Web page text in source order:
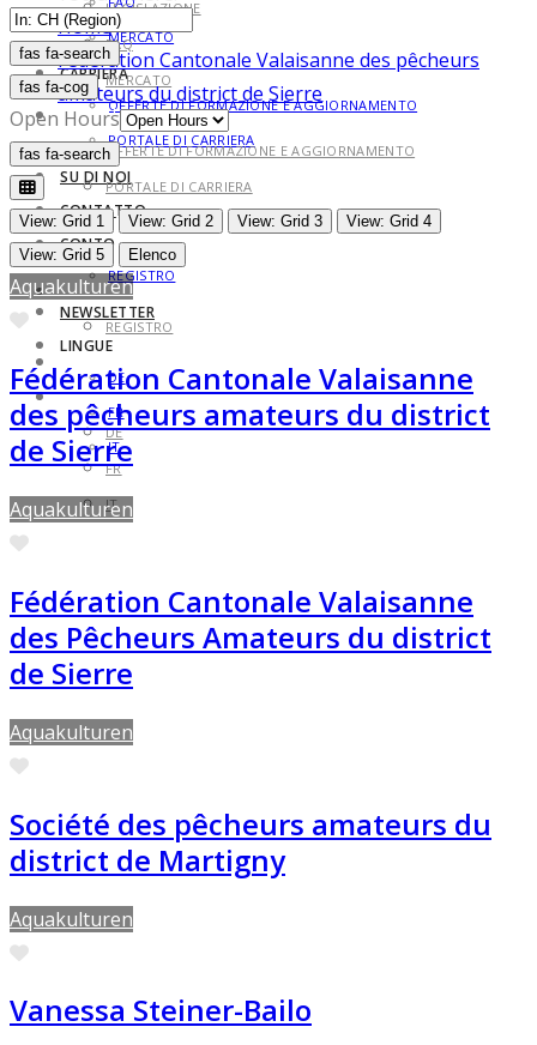
MERCATO
CARRIERA
OFFERTE DI FORMAZIONE E AGGIORNAMENTO
PORTALE DI CARRIERA
SU DI NOI
CONTATTO
CONTO
REGISTRO
NEWSLETTER
LINGUE
DE
FR
IT
LEGISLAZIONE
FAQ
MERCATO
CARRIERA
OFFERTE DI FORMAZIONE E AGGIORNAMENTO
PORTALE DI CARRIERA
SU DI NOI
CONTATTO
CONTO
REGISTRO
LINGUE
DE
FR
IT
Home
Fédération Cantonale Valaisanne des pêcheurs
amateurs du district de Sierre
fas fa-searchfas fa-search
fas fa-cog
Open Hours
fas fa-searchfas fa-search
View: Grid 1 View: Grid 2 View: Grid 3
View: Grid 4
View: Grid 5
Elenco
Aquakulturen
Preferito
Fédération Cantonale Valaisanne
des pêcheurs amateurs du district
de Sierre
Aquakulturen
Preferito
Fédération Cantonale Valaisanne
des Pêcheurs Amateurs du district
de Sierre
Aquakulturen
Preferito
Société des pêcheurs amateurs du
district de Martigny
Aquakulturen
Preferito
Vanessa Steiner-Bailo